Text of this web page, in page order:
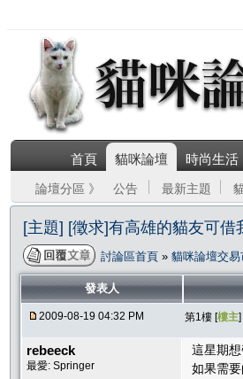
首頁 貓咪論壇 時尚生活
論壇分區 》 公告 最新主題
[主題] [徵求]有高雄的貓友可借
討論區首頁 » 貓咪論壇交易
發表人
2009-08-19 04:32 PM 第1樓 [樓主]
rebeeck
最愛: Springer
這星期
如果需